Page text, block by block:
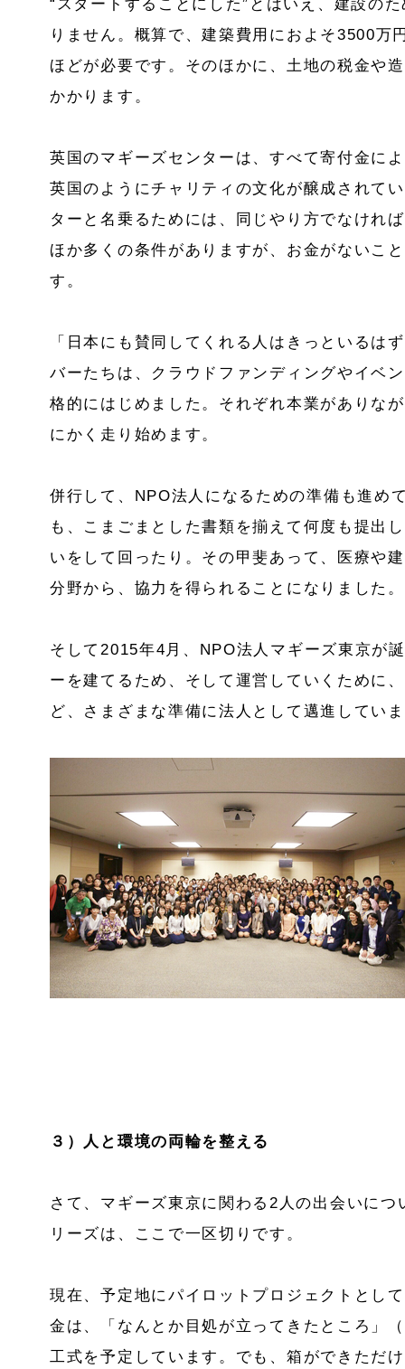
“スタートすることにした”とはいえ、建設の
りません。概算で、建築費用におよそ3500万
ほどが必要です。そのほかに、土地の税金や
かかります。
英国のマギーズセンターは、すべて寄付金に
英国のようにチャリティの文化が醸成されて
ターと名乗るためには、同じやり方でなけれ
ほか多くの条件がありますが、お金がないこ
す。
「日本にも賛同してくれる人はきっといるは
バーたちは、クラウドファンディングやイベ
格的にはじめました。それぞれ本業がありな
にかく走り始めます。
併行して、NPO法人になるための準備も進め
も、こまごまとした書類を揃えて何度も提出
いをして回ったり。その甲斐あって、医療や
分野から、協力を得られることになりました。
そして2015年4月、NPO法人マギーズ東京が
ーを建てるため、そして運営していくために
ど、さまざまな準備に法人として邁進してい
３）人と環境の両輪を整える
さて、マギーズ東京に関わる2人の出会いに
リーズは、ここで一区切りです。
現在、予定地にパイロットプロジェクトとし
金は、「なんとか目処が立ってきたところ」
工式を予定しています。でも、箱ができただ